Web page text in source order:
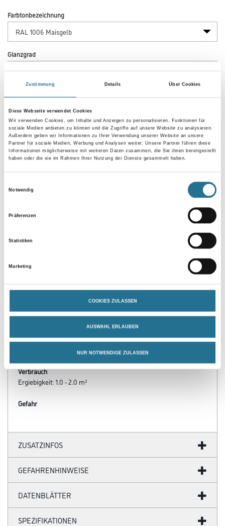
Zustimmung Details Über Cookies
Diese Webseite verwendet Cookies
Wir verwenden Cookies, um Inhalte und Anzeigen zu personalisieren, Funktionen für
soziale Medien anbieten zu können und die Zugriffe auf unsere Website zu analysieren.
Außerdem geben wir Informationen zu Ihrer Verwendung unserer Website an unsere
Partner für soziale Medien, Werbung und Analysen weiter. Unsere Partner führen diese
Informationen möglicherweise mit weiteren Daten zusammen, die Sie ihnen bereitgestellt
haben oder die sie im Rahmen Ihrer Nutzung der Dienste gesammelt haben.
Notwendig
Präferenzen
Statistiken
Marketing
COOKIES ZULASSEN
AUSWAHL ERLAUBEN
NUR NOTWENDIGE ZULASSEN
Farbtonbezeichnung
Glanzgrad
Umrechnungsfaktoren
PRODUKTEIGENSCHAFTEN
überlackierbar: 30 min
Verarbeitungstemp./Luftfeuchte
Arbeitstemperatur: 10 - 25 °C
Verbrauch
Ergiebigkeit: 1.0 - 2.0 m²
Gefahr
ZUSATZINFOS
GEFAHRENHINWEISE
DATENBLÄTTER
SPEZIFIKATIONEN